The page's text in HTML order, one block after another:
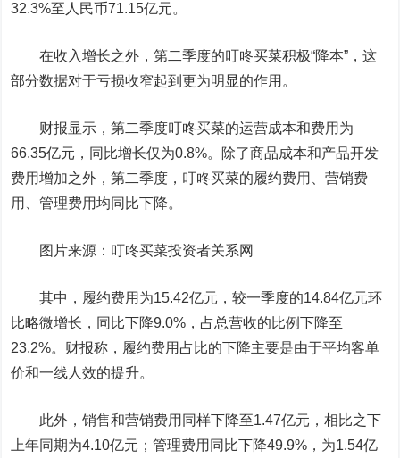
32.3%至人民币71.15亿元。
在收入增长之外，第二季度的叮咚买菜积极“降本”，这
部分数据对于亏损收窄起到更为明显的作用。
财报显示，第二季度叮咚买菜的运营成本和费用为
66.35亿元，同比增长仅为0.8%。除了商品成本和产品开发
费用增加之外，第二季度，叮咚买菜的履约费用、营销费
用、管理费用均同比下降。
图片来源：叮咚买菜投资者关系网
其中，履约费用为15.42亿元，较一季度的14.84亿元环
比略微增长，同比下降9.0%，占总营收的比例下降至
23.2%。财报称，履约费用占比的下降主要是由于平均客单
价和一线人效的提升。
此外，销售和营销费用同样下降至1.47亿元，相比之下
上年同期为4.10亿元；管理费用同比下降49.9%，为1.54亿